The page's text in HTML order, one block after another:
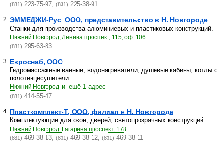
(831) 223-75-97, (831) 225-38-91
2. ЭММЕДЖИ-Рус, ООО, представительство в Н. Новгороде
Станки для производства алюминиевых и пластиковых конструкций.
Нижний Новгород, Ленина проспект, 115, оф. 106
(831) 295-63-83
3. Евроснаб, ООО
Гидромассажные ванные, водонагреватели, душевые кабины, котлы
полотенцесушители.
Нижний Новгород и ещё 1 адрес
(831) 414-55-47
4. Пласткомплект-Т, ООО, филиал в Н. Новгороде
Комплектующие для окон, дверей, светопрозрачных конструкций.
Нижний Новгород, Гагарина проспект, 178
(831) 469-38-13, (831) 469-38-12, (831) 469-38-11